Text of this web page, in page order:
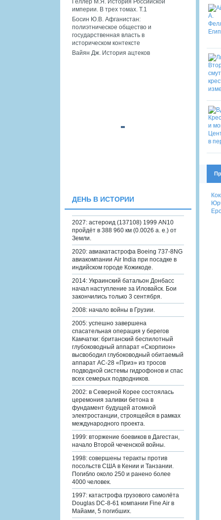
империи. В трех томах. Т.1
Босин Ю.В. Афганистан:
полиэтническое общество и
государственная власть в
историческом контексте
Вайян Дж. История ацтеков
ДЕНЬ В ИСТОРИИ
2027: астероид (137108) 1999 AN10
пройдёт в 388 960 км (0.0026 а. е.) от
Земли.
2020: авиакатастрофа Boeing 737-8NG
авиакомпании Air India при посадке в
индийском городе Кожикоде.
2014: Украинский батальон Донбасс
начал наступление за Иловайск. Бои
закончились только 3 сентября.
2008: начало войны в Грузии.
2005: успешно завершена
спасательная операция у берегов
Камчатки: британский беспилотный
глубоководный аппарат «Скорпион»
высвободил глубоководный обитаемый
аппарат АС-28 «Приз» из тросов
подводной системы гидрофонов и спас
всех семерых подводников.
2002: в Северной Корее состоялась
церемония заливки бетона в
фундамент будущей атомной
электростанции, строящейся в рамках
международного проекта.
1999: вторжение боевиков в Дагестан,
начало Второй чеченской войны.
1998: совершены теракты против
посольств США в Кении и Танзании.
Погибло около 250 и ранено более
4000 человек.
1997: катастрофа грузового самолёта
Douglas DC-8-61 компании Fine Air в
Майами, 5 погибших.